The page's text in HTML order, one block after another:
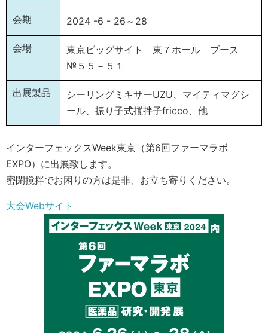
会期 2024 -6 - 26～28
会場
東京ビッグサイト 東７ホール ブース
№５５－５１
出展製品
シーリングミキサーUZU、マイティマグシ
ール、振り子式撹拌子fricco、他
インターフェックスWeek東京（第6回ファーマラボ
EXPO）に出展致します。
密閉撹拌でお困りの方は是非、お立ち寄りください。
大会Webサイト